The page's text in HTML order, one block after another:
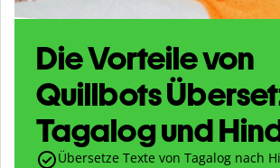
Die Vorteile von
Quillbots
Tagalog und
Übersetze Texte von Tagalog nach